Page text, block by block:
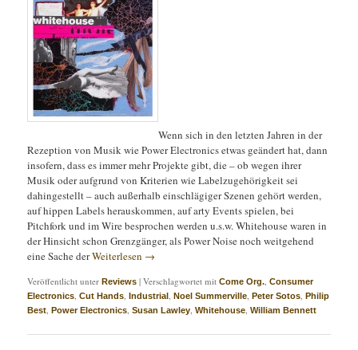
Wenn sich in den letzten Jahren in der
Rezeption von Musik wie Power Electronics etwas geändert hat, dann
insofern, dass es immer mehr Projekte gibt, die – ob wegen ihrer
Musik oder aufgrund von Kriterien wie Labelzugehörigkeit sei
dahingestellt – auch außerhalb einschlägiger Szenen gehört werden,
auf hippen Labels herauskommen, auf arty Events spielen, bei
Pitchfork und im Wire besprochen werden u.s.w. Whitehouse waren in
der Hinsicht schon Grenzgänger, als Power Noise noch weitgehend
eine Sache derWeiterlesen →
Veröffentlicht unter Reviews |Verschlagwortet mit Come Org. ,Consumer
Electronics ,Cut Hands ,Industrial ,Noel Summerville ,Peter Sotos ,Philip
Best ,Power Electronics ,Susan Lawley ,Whitehouse ,William Bennett